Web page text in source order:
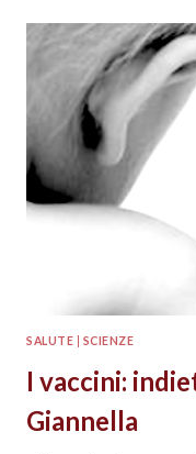
SALUTE SCIENZE
I vaccini:
Giannella